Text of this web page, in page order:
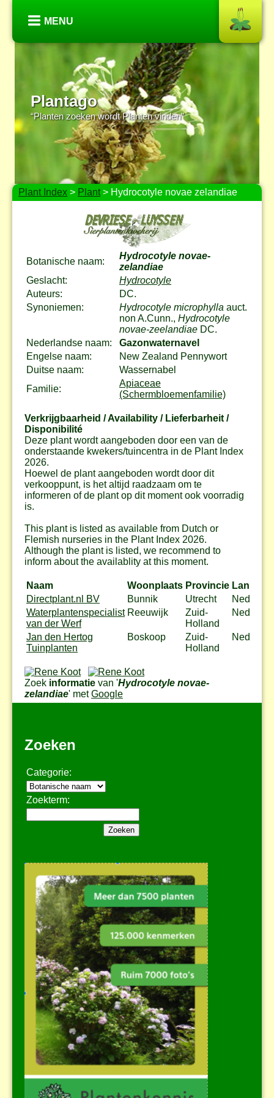
MENU
Plantago
“Planten zoeken wordt Planten vinden”
Plant Index > Plant> Hydrocotyle novae zelandiae
Botanische naam:
Hydrocotyle novae-
zelandiae
Geslacht:
Hydrocotyle
Auteurs:
DC.
Synoniemen:
Hydrocotyle microphylla auct.
non A.Cunn., Hydrocotyle
novae-zeelandiae DC.
Nederlandse naam:
Gazonwaternavel
Engelse naam:
New Zealand Pennywort
Duitse naam:
Wassernabel
Familie:
Apiaceae
(Schermbloemenfamilie)
Verkrijgbaarheid / Availability / Lieferbarheit /
Disponibilité
Deze plant wordt aangeboden door een van de
onderstaande kwekers/tuincentra in de Plant Index
2026.
Hoewel de plant aangeboden wordt door dit
verkooppunt, is het altijd raadzaam om te
informeren of de plant op dit moment ook voorradig
is.
This plant is listed as available from Dutch or
Flemish nurseries in the Plant Index 2026.
Although the plant is listed, we recommend to
inform about the availablity at this moment.
Naam Woonplaats Provincie Land
Directplant.nl BV
Bunnik Utrecht
Waterplantenspecialist
van der Werf
Reeuwijk
Zuid-
Holland
Jan den Hertog
Tuinplanten
Boskoop
Zuid-
Holland
Zoek informatie van 'Hydrocotyle novae-
zelandiae' metGoogle
Zoeken
Categorie:
Zoekterm: